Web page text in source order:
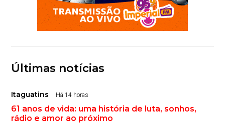
Últimas notícias
Itaguatins Há 14 horas
61 anos de vida: uma história de luta, sonhos,
rádio e amor ao próximo